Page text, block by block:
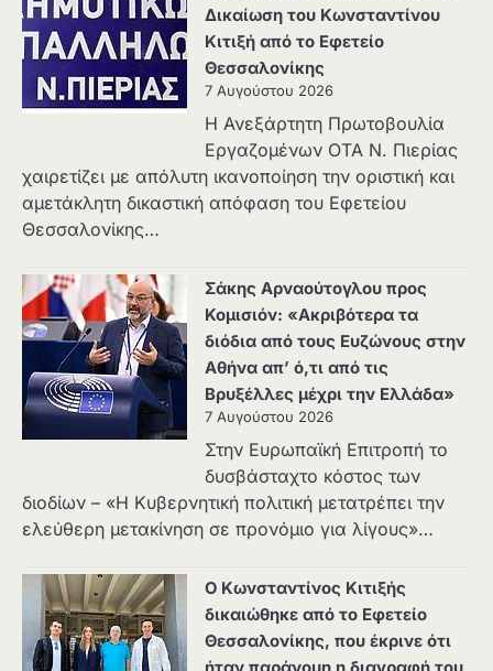
Δικαίωση του Κωνσταντίνου
Κιτιξή από το Εφετείο
Θεσσαλονίκης
7 Αυγούστου 2026
Η Ανεξάρτητη Πρωτοβουλία
Εργαζομένων ΟΤΑ Ν. Πιερίας
χαιρετίζει με απόλυτη ικανοποίηση την οριστική και
αμετάκλητη δικαστική απόφαση του Εφετείου
Θεσσαλονίκης…
Σάκης Αρναούτογλου προς
Κομισιόν: «Ακριβότερα τα
διόδια από τους Ευζώνους στην
Αθήνα απ’ ό,τι από τις
Βρυξέλλες μέχρι την Ελλάδα»
7 Αυγούστου 2026
Στην Ευρωπαϊκή Επιτροπή το
δυσβάσταχτο κόστος των
διοδίων – «Η Κυβερνητική πολιτική μετατρέπει την
ελεύθερη μετακίνηση σε προνόμιο για λίγους»…
Ο Κωνσταντίνος Κιτιξής
δικαιώθηκε από το Εφετείο
Θεσσαλονίκης, που έκρινε ότι